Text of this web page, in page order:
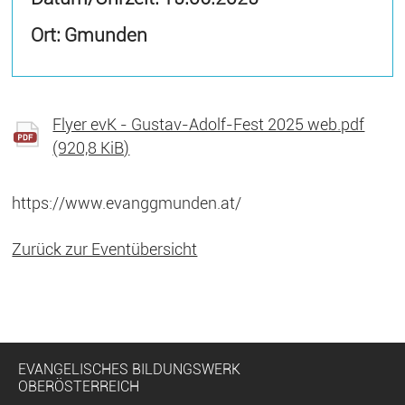
Ort: Gmunden
Flyer evK - Gustav-Adolf-Fest 2025 web.pdf
(920,8 KiB)
https://www.evanggmunden.at/
Zurück zur Eventübersicht
EVANGELISCHES BILDUNGSWERK
OBERÖSTERREICH